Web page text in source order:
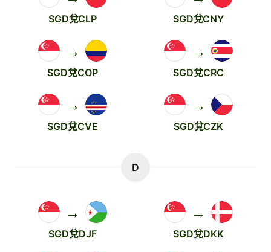
SGD兌CLP SGD兌CNY
→
SGD兌COP
→
SGD兌CRC
→
SGD兌CVE
→
SGD兌CZK
D
→
SGD兌DJF
→
SGD兌DKK